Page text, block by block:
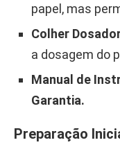
papel, mas
Colher
a dosagem do
Manual de
Garantia.
Preparação